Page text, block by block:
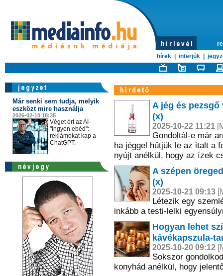
hírek
interjúk
Már senki sem tudja, melyik
eszközt mire használja
2026-02-10 18:35
Véget ért az AI-
"ingyen ebéd":
reklámokat kap a
ChatGPT.
A jég és
(x)
2025-10-22 11:21
Gondoltál-e már
ha jéggel hűtjük le az italt a
nyújt anélkül, hogy az ízek
A szépen
(x)
2025-10-21 09:13
Létezik egy
inkább a testi-lelki
Hogyan lehet
kávékapszula-
2025-10-20 09:12
Sokszor
konyhád anélkül, hogy